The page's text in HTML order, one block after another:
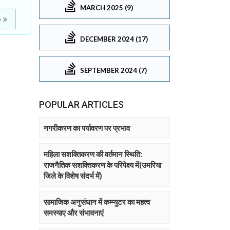
MARCH 2025 (9)
DECEMBER 2024 (17)
SEPTEMBER 2024 (7)
POPULAR ARTICLES
नगरीकरण का पर्यावरण पर प्रभाव
महिला सशक्तिकरण की वर्तमान स्थिति:
राजनैतिक सशक्तिकरण के परिपेक्ष्य में(उमरिया
जिले के विशेष संदर्भ में)
सामाजिक अनुसंधान में कम्प्युटर का महत्व
समस्याए और संभावनाएं